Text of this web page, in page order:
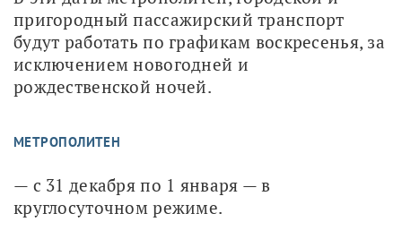
пригородный пассажирский транспорт
будут работать по графикам воскресенья, за
исключением новогодней и
рождественской ночей.
МЕТРОПОЛИТЕН
— с 31 декабря по 1 января — в
круглосуточном режиме.